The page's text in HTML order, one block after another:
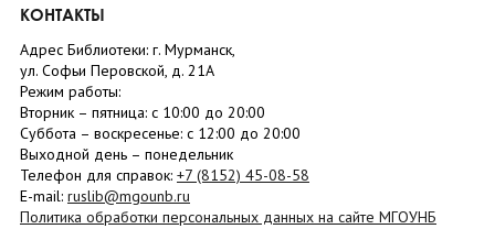
КОНТАКТЫ
Адрес Библиотеки: г. Мурманск,
ул. Софьи Перовской, д. 21А
Режим работы:
Вторник – пятница: с 10:00 до 20:00
Суббота – воскресенье: c 12:00 до 20:00
Выходной день – понедельник
Телефон для справок: +7 (8152) 45-08-58
E-mail: ruslib@mgounb.ru
Политика обработки персональных данных на сайте МГОУНБ